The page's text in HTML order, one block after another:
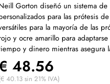
Gorton diseñó un sistema
para las prótesis
para la mayoría de las
y ocre amarillo para
y dinero mientras asegura
48.56
40.13 sin 21% IVA)